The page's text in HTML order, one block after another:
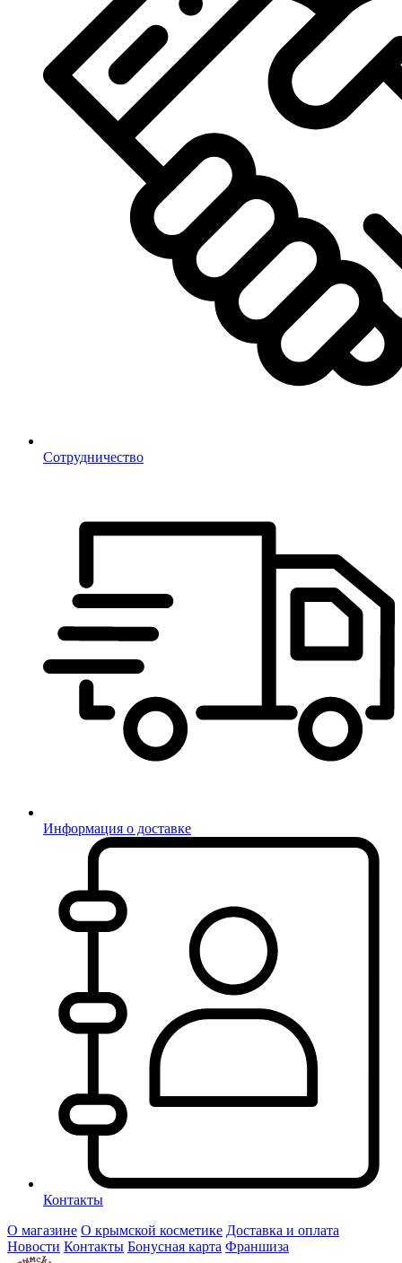
Сотрудничество
Информация о доставке
Контакты
О магазине О крымской косметике Доставка и оплата
Новости Контакты Бонусная карта Франшиза